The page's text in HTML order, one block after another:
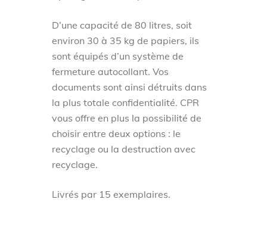
D’une capacité de 80 litres, soit
environ 30 à 35 kg de papiers, ils
sont équipés d’un système de
fermeture autocollant. Vos
documents sont ainsi détruits dans
la plus totale confidentialité. CPR
vous offre en plus la possibilité de
choisir entre deux options : le
recyclage ou la destruction avec
recyclage.
Livrés par 15 exemplaires.